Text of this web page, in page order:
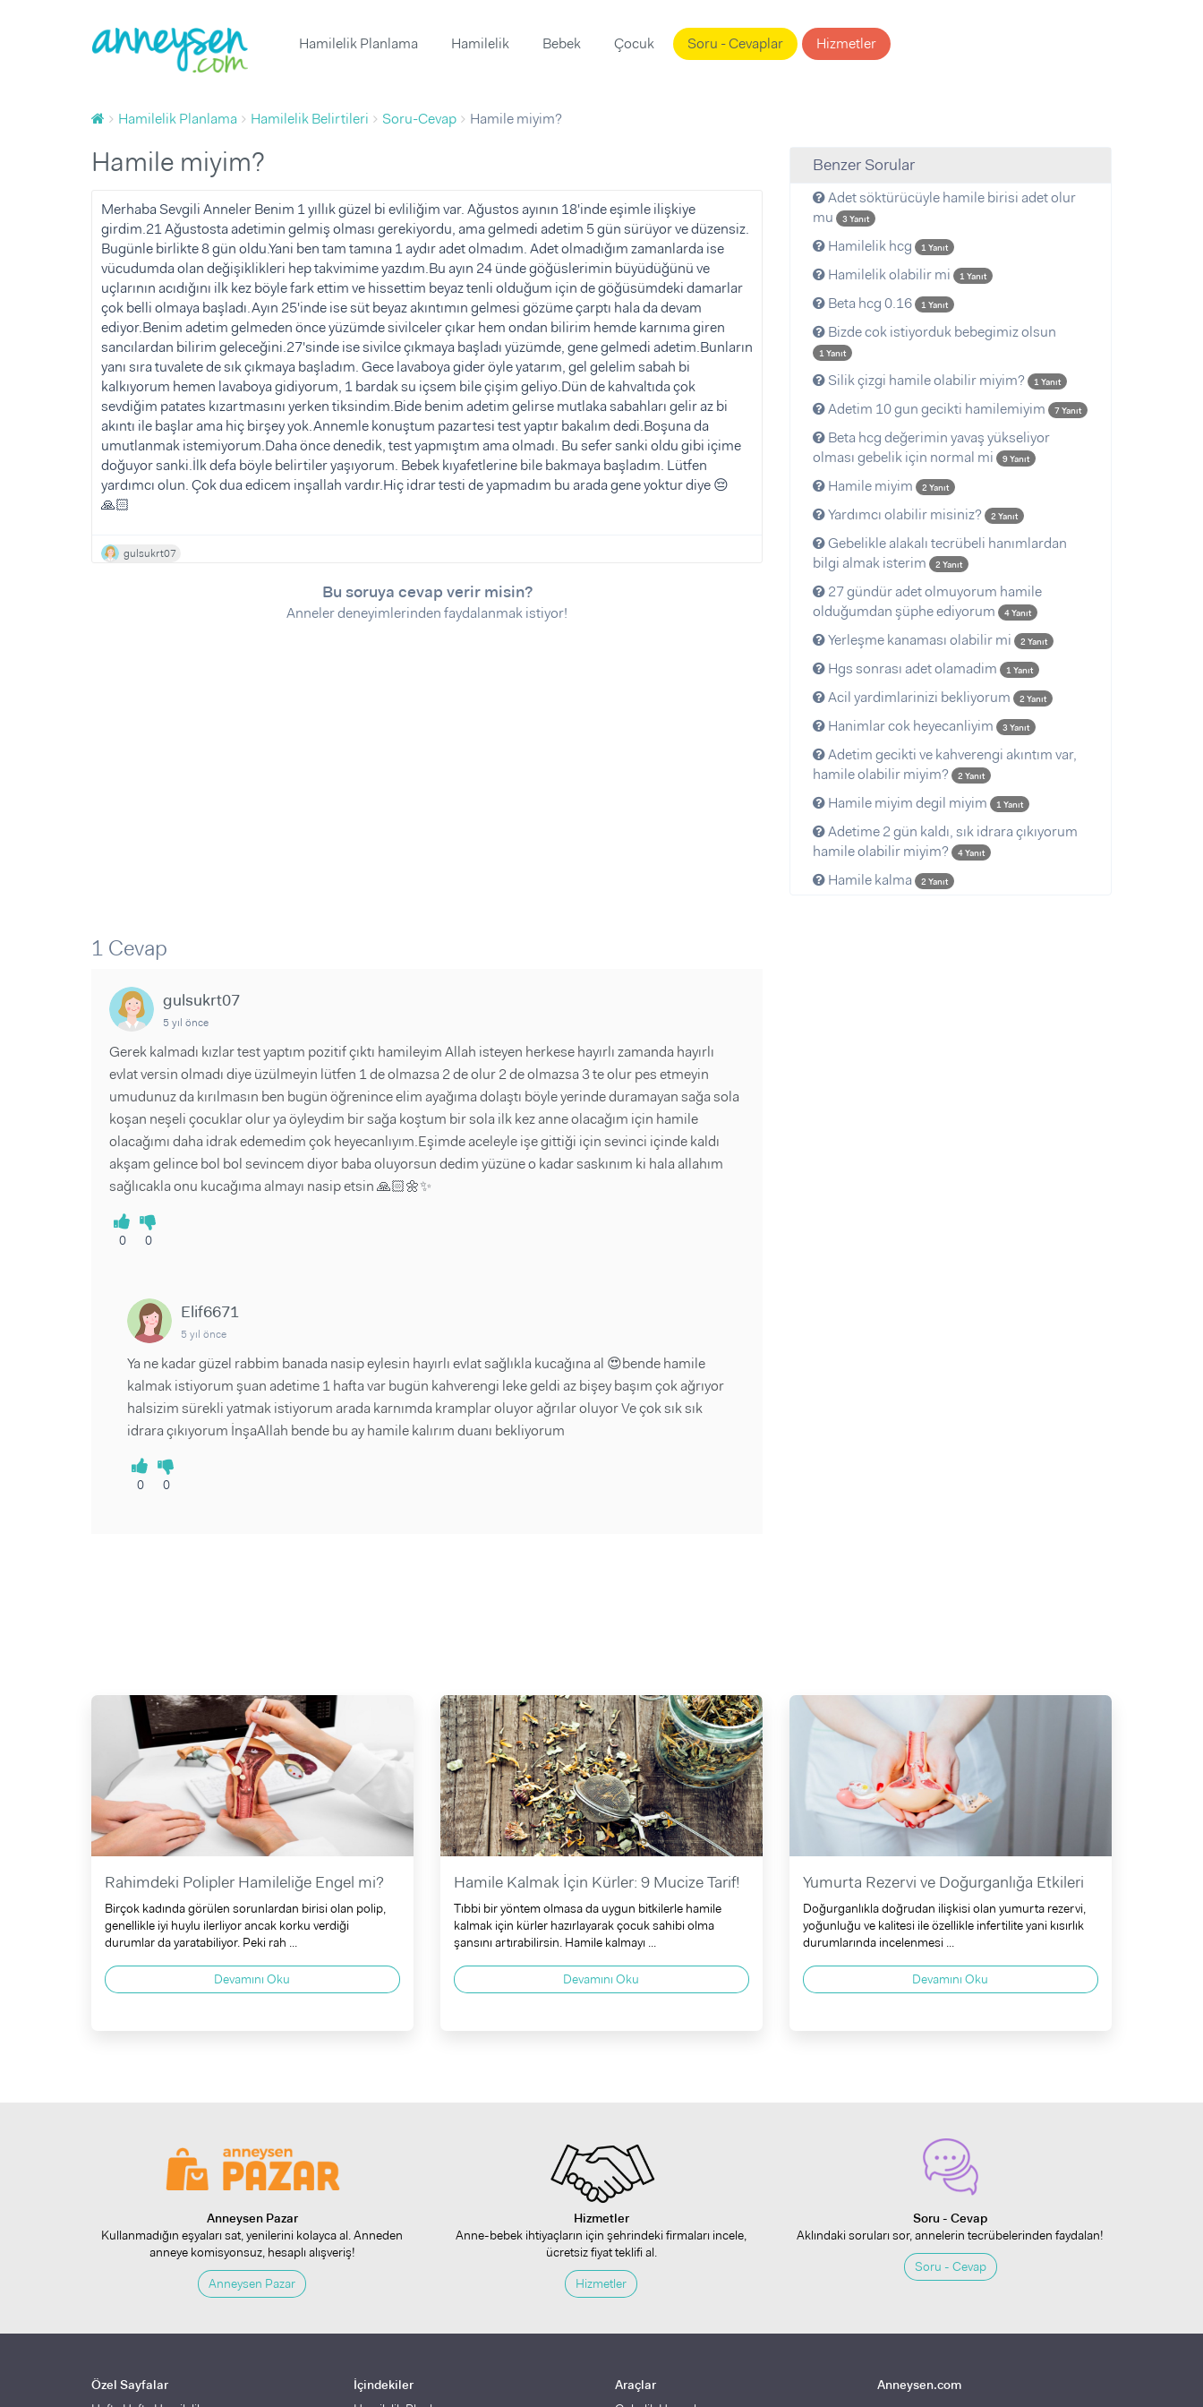
Hamilelik Planlama
Hamileliğe Hazırlık
Doğurganlık (Fertilite)
Ovülasyon (Yumurtlama Dönemi)
Hamilelik Belirtileri
Kısırlık ve Tüp Bebek Tedavisi
Sorular ve Yanıtlar
Makaleler
Videolar
Hamilelik
Gebelik Hesaplama
Günlük Yaşam
Spor
Doğum
Hamile Kıyafetleri ve Eşyaları
Bebek Hazırlıkları
Ürünler
Sorular ve Yanıtlar
Makaleler
Videolar
Bebek
Bebek Sağlığı ve Hastalıkları
Bebek Beslenmesi
Bebek Bakımı
Bebekle Yaşam
Emzirme
Doğum Sonrası Anne
Diş Buğdayı ve 1 Yaş Doğum Günü
Ürünler
Sorular ve Yanıtlar
Makaleler
Videolar
Çocuk
Çocuk Sağlığı ve Hastalıkları
Çocuk Beslenmesi
Davranış
Tuvalet eğitimi
Uyku
Oyun ve Oyuncak
Çocukla Yaşam
Çocuk Eşyaları ve İhtiyaçları
Çocuk Doğum Günü
Çocuk Odası Fikirleri
Eğlence
Ürünler
Soru - Cevaplar Hizmetler
1 Yaş Doğum Günü Butik Pasta
Yenidoğan ve Bebek Fotoğrafçısı
Diş Buğdayı ve 1 Yaş Doğum Günü Mekanı
Baby Shower Partisi Mekanı
Baby Shower ve Hastane Odası Süsleme
Çocuk Müzik ve Sanat Merkezi
Çocuk Atölyesi ve Oyun Grubu
Çocuk Hareket ve Spor Merkezi
Tümü
Hamilelik Planlama Hamilelik Belirtileri Soru-Cevap Hamile miyim?
Hamile miyim?
Merhaba Sevgili Anneler Benim 1 yıllık güzel bi evliliğim var. Ağustos ayının 18'inde eşimle ilişkiye
girdim.21 Ağustosta adetimin gelmiş olması gerekiyordu, ama gelmedi adetim 5 gün sürüyor ve düzensiz.
Bugünle birlikte 8 gün oldu.Yani ben tam tamına 1 aydır adet olmadım. Adet olmadığım zamanlarda ise
vücudumda olan değişiklikleri hep takvimime yazdım.Bu ayın 24 ünde göğüslerimin büyüdüğünü ve
uçlarının acıdığını ilk kez böyle fark ettim ve hissettim beyaz tenli olduğum için de göğüsümdeki damarlar
çok belli olmaya başladı.Ayın 25'inde ise süt beyaz akıntımın gelmesi gözüme çarptı hala da devam
ediyor.Benim adetim gelmeden önce yüzümde sivilceler çıkar hem ondan bilirim hemde karnıma giren
sancılardan bilirim geleceğini.27'sinde ise sivilce çıkmaya başladı yüzümde, gene gelmedi adetim.Bunların
yanı sıra tuvalete de sık çıkmaya başladım. Gece lavaboya gider öyle yatarım, gel gelelim sabah bi
kalkıyorum hemen lavaboya gidiyorum, 1 bardak su içsem bile çişim geliyo.Dün de kahvaltıda çok
sevdiğim patates kızartmasını yerken tiksindim.Bide benim adetim gelirse mutlaka sabahları gelir az bi
akıntı ile başlar ama hiç birşey yok.Annemle konuştum pazartesi test yaptır bakalım dedi.Boşuna da
umutlanmak istemiyorum.Daha önce denedik, test yapmıştım ama olmadı. Bu sefer sanki oldu gibi içime
doğuyor sanki.İlk defa böyle belirtiler yaşıyorum. Bebek kıyafetlerine bile bakmaya başladım. Lütfen
yardımcı olun. Çok dua edicem inşallah vardır.Hiç idrar testi de yapmadım bu arada gene yoktur diye 😔
🙏🏻
gulsukrt07
Bu soruya cevap verir misin?
Anneler deneyimlerinden faydalanmak istiyor!
1 Cevap
gulsukrt07
5 yıl önce
Gerek kalmadı kızlar test yaptım pozitif çıktı hamileyim Allah isteyen herkese hayırlı zamanda hayırlı
evlat versin olmadı diye üzülmeyin lütfen 1 de olmazsa 2 de olur 2 de olmazsa 3 te olur pes etmeyin
umudunuz da kırılmasın ben bugün öğrenince elim ayağıma dolaştı böyle yerinde duramayan sağa sola
koşan neşeli çocuklar olur ya öyleydim bir sağa koştum bir sola ilk kez anne olacağım için hamile
olacağımı daha idrak edemedim çok heyecanlıyım.Eşimde aceleyle işe gittiği için sevinci içinde kaldı
akşam gelince bol bol sevincem diyor baba oluyorsun dedim yüzüne o kadar saskınım ki hala allahım
sağlıcakla onu kucağıma almayı nasip etsin 🙏🏻🌼✨
0 0
Elif6671
5 yıl önce
Ya ne kadar güzel rabbim banada nasip eylesin hayırlı evlat sağlıkla kucağına al 😍bende hamile
kalmak istiyorum şuan adetime 1 hafta var bugün kahverengi leke geldi az bişey başım çok ağrıyor
halsizim sürekli yatmak istiyorum arada karnımda kramplar oluyor ağrılar oluyor Ve çok sık sık
idrara çıkıyorum İnşaAllah bende bu ay hamile kalırım duanı bekliyorum
0 0
Benzer Sorular
Adet söktürücüyle hamile birisi adet olur
mu
3 Yanıt
Hamilelik hcg 1 Yanıt
Hamilelik olabilir mi 1 Yanıt
Beta hcg 0.16 1 Yanıt
Bizde cok istiyorduk bebegimiz olsun
1 Yanıt
Silik çizgi hamile olabilir miyim? 1 Yanıt
Adetim 10 gun gecikti hamilemiyim 7 Yanıt
Beta hcg değerimin yavaş yükseliyor
olması gebelik için normal mi
9 Yanıt
Hamile miyim 2 Yanıt
Yardımcı olabilir misiniz? 2 Yanıt
Gebelikle alakalı tecrübeli hanımlardan
bilgi almak isterim
2 Yanıt
27 gündür adet olmuyorum hamile
olduğumdan şüphe ediyorum
4 Yanıt
Yerleşme kanaması olabilir mi 2 Yanıt
Hgs sonrası adet olamadim 1 Yanıt
Acil yardimlarinizi bekliyorum 2 Yanıt
Hanimlar cok heyecanliyim 3 Yanıt
Adetim gecikti ve kahverengi akıntım var,
hamile olabilir miyim?
2 Yanıt
Hamile miyim degil miyim 1 Yanıt
Adetime 2 gün kaldı, sık idrara çıkıyorum
hamile olabilir miyim?
4 Yanıt
Hamile kalma 2 Yanıt
Rahimdeki Polipler Hamileliğe Engel mi?
Birçok kadında görülen sorunlardan birisi olan polip,
genellikle iyi huylu ilerliyor ancak korku verdiği
durumlar da yaratabiliyor. Peki rah ...
Devamını Oku
Hamile Kalmak İçin Kürler: 9 Mucize Tarif!
Tıbbi bir yöntem olmasa da uygun bitkilerle hamile
kalmak için kürler hazırlayarak çocuk sahibi olma
şansını artırabilirsin. Hamile kalmayı ...
Devamını Oku
Yumurta Rezervi ve Doğurganlığa Etkileri
Doğurganlıkla doğrudan ilişkisi olan yumurta rezervi,
yoğunluğu ve kalitesi ile özellikle infertilite yani kısırlık
durumlarında incelenmesi ...
Devamını Oku
Anneysen Pazar
Kullanmadığın eşyaları sat, yenilerini kolayca al. Anneden
anneye komisyonsuz, hesaplı alışveriş!
Anneysen Pazar
Hizmetler
Anne-bebek ihtiyaçların için şehrindeki firmaları incele,
ücretsiz fiyat teklifi al.
Hizmetler
Soru - Cevap
Aklındaki soruları sor, annelerin tecrübelerinden faydalan!
Soru - Cevap
Özel Sayfalar
İçindekiler
Araçlar
Anneysen.com